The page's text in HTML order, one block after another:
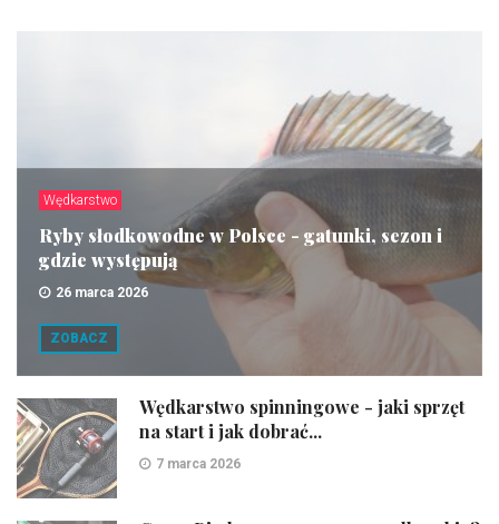
Wędkarstwo
Ryby słodkowodne w Polsce - gatunki, sezon i
gdzie występują
26 marca 2026
ZOBACZ
Wędkarstwo spinningowe - jaki sprzęt
na start i jak dobrać...
7 marca 2026